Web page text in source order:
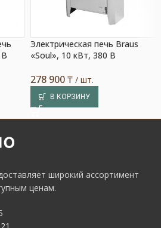
Электрическая печь Braus
«Soul», 10 кВт, 380 В
278 900₸ / шт.
В КОРЗИНУ
широкий ассортимент
ценам.